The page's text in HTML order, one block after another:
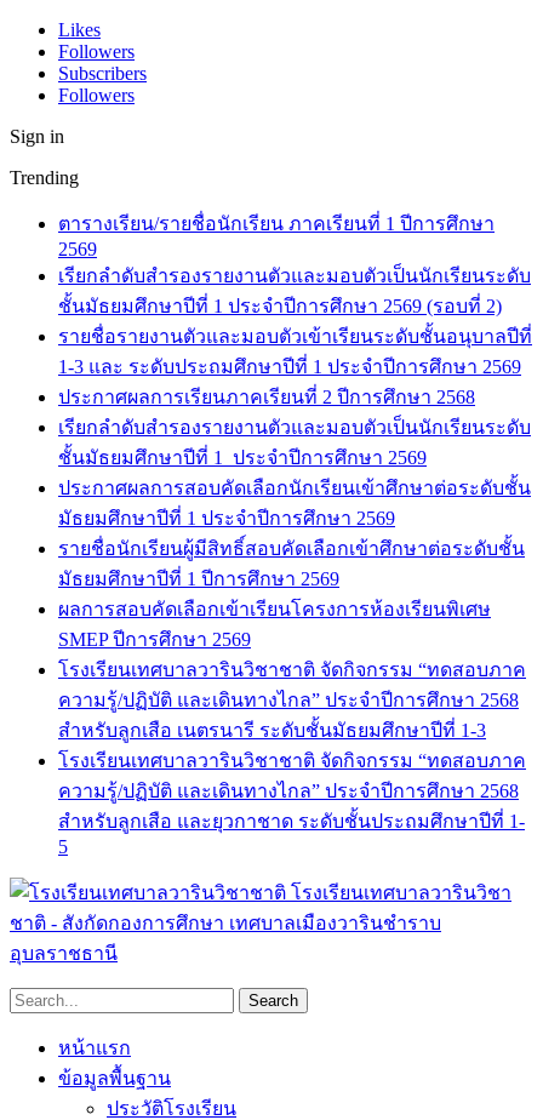
Likes
Followers
Subscribers
Followers
Sign in
Trending
ตารางเรียน/รายชื่อนักเรียน ภาคเรียนที่ 1 ปีการศึกษา
2569
เรียกลำดับสำรองรายงานตัวและมอบตัวเป็นนักเรียนระดับ
ชั้นมัธยมศึกษาปีที่ 1 ประจำปีการศึกษา 2569 (รอบที่ 2)
รายชื่อรายงานตัวและมอบตัวเข้าเรียนระดับชั้นอนุบาลปีที่
1-3 และ ระดับประถมศึกษาปีที่ 1 ประจำปีการศึกษา 2569
ประกาศผลการเรียนภาคเรียนที่ 2 ปีการศึกษา 2568
เรียกลำดับสำรองรายงานตัวและมอบตัวเป็นนักเรียนระดับ
ชั้นมัธยมศึกษาปีที่ 1 ประจำปีการศึกษา 2569
ประกาศผลการสอบคัดเลือกนักเรียนเข้าศึกษาต่อระดับชั้น
มัธยมศึกษาปีที่ 1 ประจำปีการศึกษา 2569
รายชื่อนักเรียนผู้มีสิทธิ์สอบคัดเลือกเข้าศึกษาต่อระดับชั้น
มัธยมศึกษาปีที่ 1 ปีการศึกษา 2569
ผลการสอบคัดเลือกเข้าเรียนโครงการห้องเรียนพิเศษ
SMEP ปีการศึกษา 2569
โรงเรียนเทศบาลวารินวิชาชาติ จัดกิจกรรม “ทดสอบภาค
ความรู้/ปฏิบัติ และเดินทางไกล” ประจำปีการศึกษา 2568
สำหรับลูกเสือ เนตรนารี ระดับชั้นมัธยมศึกษาปีที่ 1-3
โรงเรียนเทศบาลวารินวิชาชาติ จัดกิจกรรม “ทดสอบภาค
ความรู้/ปฏิบัติ และเดินทางไกล” ประจำปีการศึกษา 2568
สำหรับลูกเสือ และยุวกาชาด ระดับชั้นประถมศึกษาปีที่ 1-
5
โรงเรียนเทศบาลวารินวิชา
ชาติ - สังกัดกองการศึกษา เทศบาลเมืองวารินชำราบ
อุบลราชธานี
หน้าแรก
ข้อมูลพื้นฐาน
ประวัติโรงเรียน